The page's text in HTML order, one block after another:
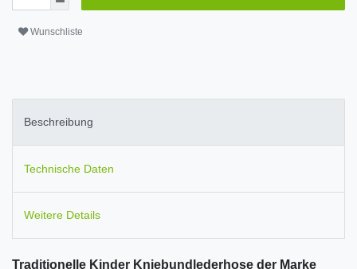
Wunschliste
Beschreibung
Technische Daten
Weitere Details
Traditionelle Kinder Kniebundlederhose der Marke